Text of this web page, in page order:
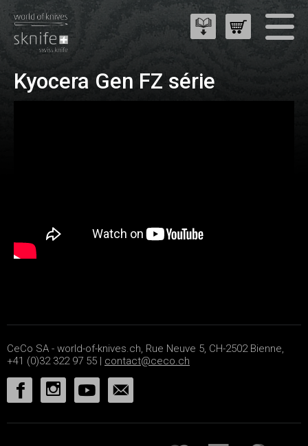
Kyocera Gen FZ série
CeCo SA - world-of-knives.ch, Rue Neuve 5, CH-2502 Bienne,
+41 (0)32 322 97 55 | contact@ceco.ch